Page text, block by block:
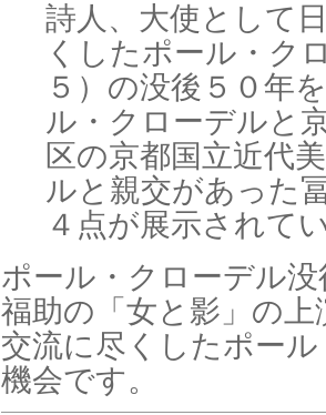
詩人、大使として
くしたポール・ク
５）の没後５０年
ル・クローデルと
区の京都国立近代
ルと親交があった
４点が展示されて
ポール・クローデル
福助の「女と影」の
交流に尽くしたポー
機会です。